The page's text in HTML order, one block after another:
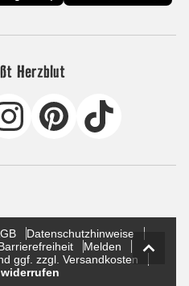
Herzblut
Datenschutzhinweise
Melden
ggf. zzgl. Versandkosten